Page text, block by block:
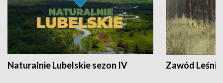
Naturalnie Lubelskie sezon IV Zawód Leśnik